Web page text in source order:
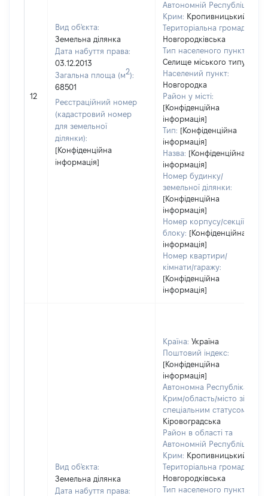
12
Вид об'єкта:
Земельна ділянка
Дата набуття права:
03.12.2013
Загальна площа (м2):
68501
Реєстраційний номер
(кадастровий номер
для земельної
ділянки):
[Конфіденційна
інформація]
Автономній Республіці
Крим: Кропивницький
Територіальна громада:
Новгородківська
Тип населеного пункту:
Селище міського типу
Населений пункт:
Новгородка
Район у місті:
[Конфіденційна
інформація]
Тип: [Конфіденційна
інформація]
Назва: [Конфіденційна
інформація]
Номер будинку/
земельної ділянки:
[Конфіденційна
інформація]
Номер корпусу/секції/
блоку: [Конфіденційна
інформація]
Номер квартири/
кімнати/гаражу:
[Конфіденційна
інформація]
Вид об'єкта:
Земельна ділянка
Дата набуття права:
Країна: Україна
Поштовий індекс:
[Конфіденційна
інформація]
Автономна Республіка
Крим/область/місто зі
спеціальним статусом:
Кіровоградська
Район в області та
Автономній Республіці
Крим: Кропивницький
Територіальна громада:
Новгородківська
Тип населеного пункту: